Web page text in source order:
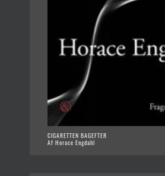
CIGARETTEN BAGEFTER
Af Horace Engdahl